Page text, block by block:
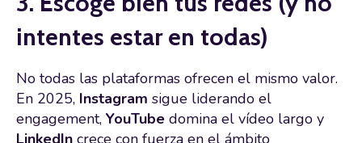
intentes estar en todas)
No todas las plataformas ofrecen el mismo valor.
En 2025, Instagram sigue liderando el
engagement, YouTube domina el vídeo largo y
LinkedIn crece con fuerza en el ámbito